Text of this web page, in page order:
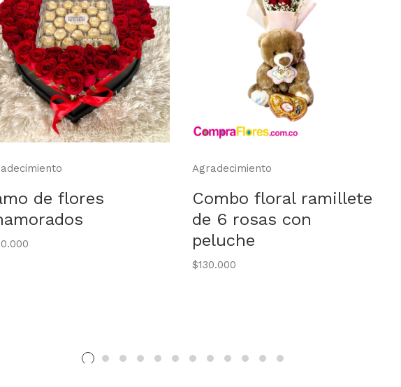
de flores
Agradecimiento
Combo floral ramillete
de 6 rosas con
peluche
$130.000